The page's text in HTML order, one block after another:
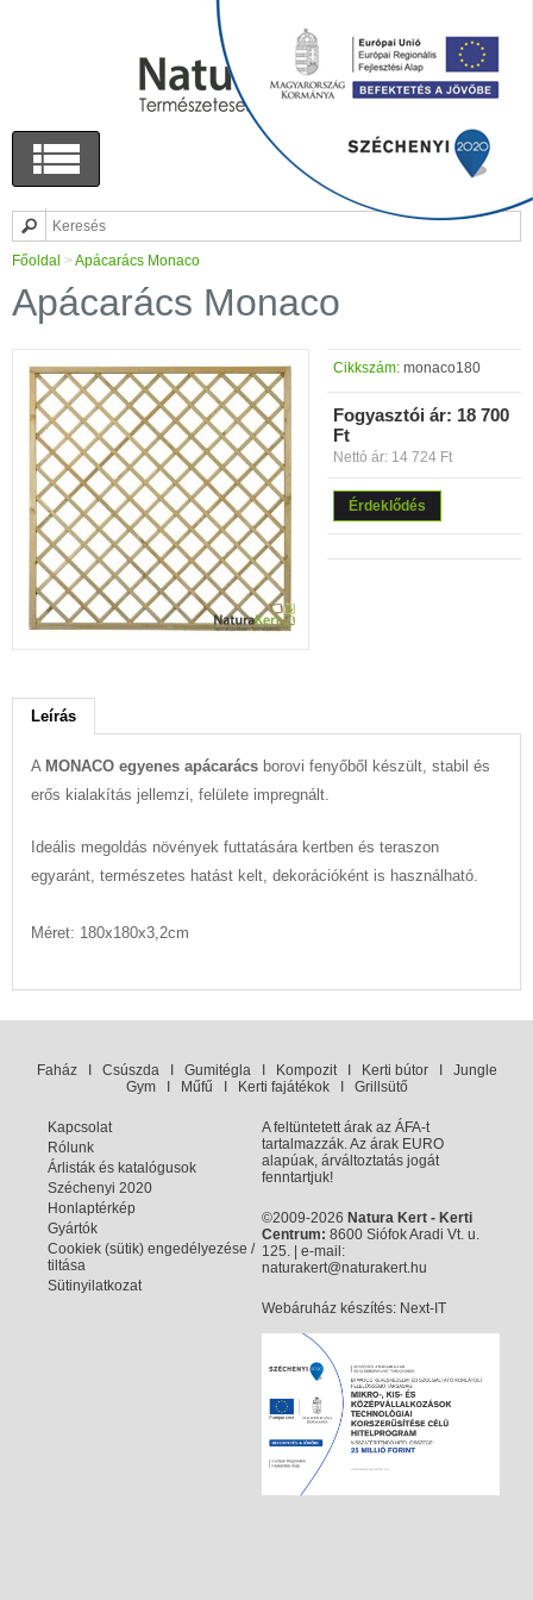
Főoldal > Apácarács Monaco
Apácarács Monaco
Cikkszám: monaco180
Fogyasztói ár: 18 700
Ft
Nettó ár: 14 724 Ft
Érdeklődés
Leírás
A MONACO egyenes apácarács borovi fenyőből készült, stabil és
erős kialakítás jellemzi, felülete impregnált.
Ideális megoldás növények futtatására kertben és teraszon
egyaránt, természetes hatást kelt, dekorációként is használható.
Méret: 180x180x3,2cm
FaházI CsúszdaI GumitéglaI KompozitI Kerti bútorI Jungle
GymI Műfű Kerti fajátékokI Grillsütő
Kapcsolat
Rólunk
Árlisták és katalógusok
Széchenyi 2020
Honlaptérkép
Gyártók
Cookiek (sütik) engedélyezése /
tiltása
Sütinyilatkozat
A feltüntetett árak az ÁFA-t
tartalmazzák. Az árak EURO
alapúak, árváltoztatás jogát
fenntartjuk!
©2009-2026 Natura Kert - Kerti
Centrum: 8600 Siófok Aradi Vt. u.
125. | e-mail:
naturakert@naturakert.hu
Webáruház készítés: Next-IT